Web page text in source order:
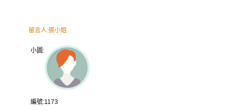
留言人:張小姐
小圖:
編號:1173